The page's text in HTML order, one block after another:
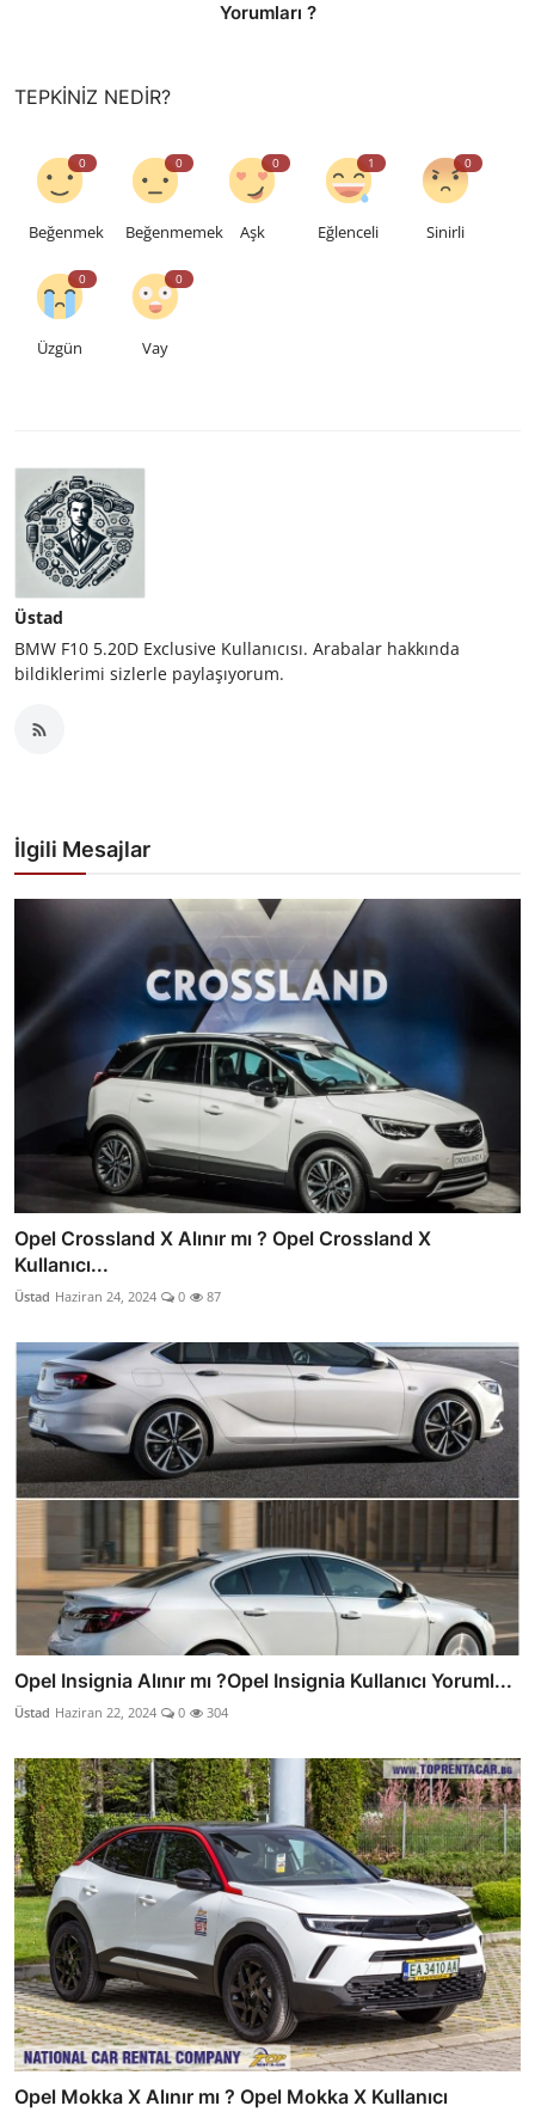
Yorumları ?
TEPKINIZ NEDIR?
0
Beğenmek
0
Beğenmemek
0
Aşk
1
Eğlenceli
0
Sinirli
0
Üzgün
0
Vay
Üstad
BMW F10 5.20D Exclusive Kullanıcısı. Arabalar hakkında
bildiklerimi sizlerle paylaşıyorum.
İlgili Mesajlar
Opel Crossland X Alınır mı ? Opel Crossland X
Kullanıcı...
Üstad Haziran 24, 2024 0 87
Opel Insignia Alınır mı ?Opel Insignia Kullanıcı Yoruml...
Üstad Haziran 22, 2024 0 304
Opel Mokka X Alınır mı ? Opel Mokka X Kullanıcı